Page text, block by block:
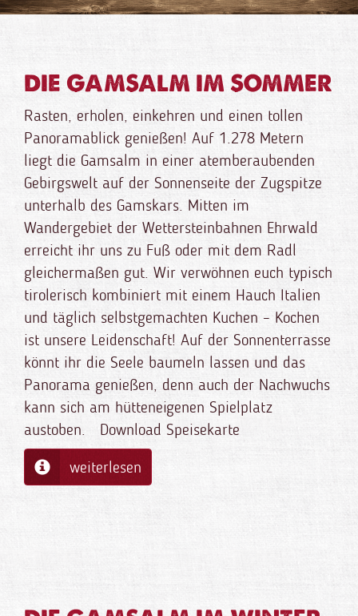
DIE GAMSALM IM SOMMER
Rasten, erholen, einkehren und einen tollen
Panoramablick genießen! Auf 1.278 Metern
liegt die Gamsalm in einer atemberaubenden
Gebirgswelt auf der Sonnenseite der Zugspitze
unterhalb des Gamskars. Mitten im
Wandergebiet der Wettersteinbahnen Ehrwald
erreicht ihr uns zu Fuß oder mit dem Radl
gleichermaßen gut. Wir verwöhnen euch typisch
tirolerisch kombiniert mit einem Hauch Italien
und täglich selbstgemachten Kuchen – Kochen
ist unsere Leidenschaft! Auf der Sonnenterrasse
könnt ihr die Seele baumeln lassen und das
Panorama genießen, denn auch der Nachwuchs
kann sich am hütteneigenen Spielplatz
austoben. Download Speisekarte
weiterlesen